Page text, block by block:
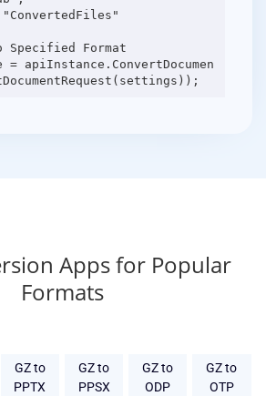
Format
apiInstance.ConvertDocumen
Apps for Popular
Formats
GZ to
PPTX
GZ to
PPSX
GZ to
ODP
GZ to
OTP